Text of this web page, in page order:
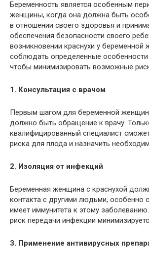
Беременность является особенным
женщины, когда она должна быть
в отношении своего здоровья и
обеспечения безопасности своего
возникновении краснухи у
соблюдать определенные особенности
чтобы минимизировать возможные
1. Консультация с врачом
Первым шагом для беременной
должно быть обращение к врачу.
квалифицированный специалист
риска для плода и назначить
2. Изоляция от инфекций
Беременная женщина с краснухой
контакта с другими людьми, особенно
имеет иммунитета к этому
риск передачи инфекции
3. Применение антивирусных